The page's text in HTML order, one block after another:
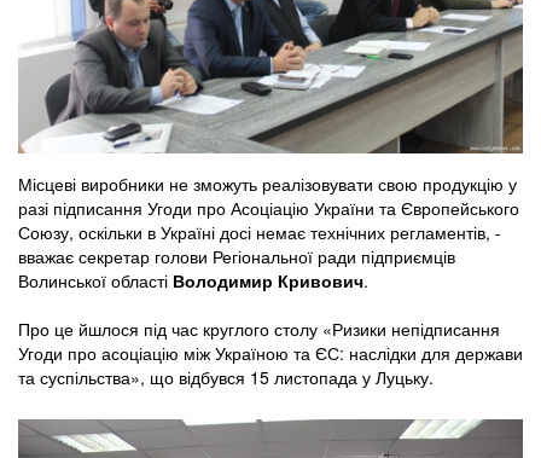
Місцеві виробники не зможуть реалізовувати свою продукцію у
разі підписання Угоди про Асоціацію України та Європейського
Союзу, оскільки в Україні досі немає технічних регламентів, -
вважає секретар голови Регіональної ради підприємців
Волинської області Володимир Кривович.
Про це йшлося під час круглого столу «Ризики непідписання
Угоди про асоціацію між Україною та ЄС: наслідки для держави
та суспільства», що відбувся 15 листопада у Луцьку.